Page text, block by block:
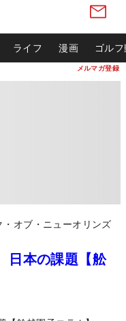
メルマガ登録
ライフ 漫画 ゴル
オブ・ニューオリンズ
日本の課題【舩